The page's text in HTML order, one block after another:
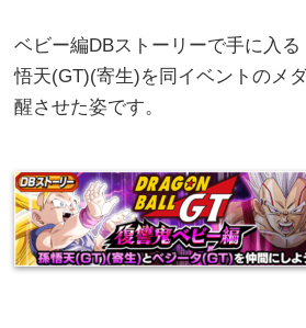
ベビー編DBストーリーで手に入
悟天(GT)(寄生)を同イベントのメ
醒させた姿です。